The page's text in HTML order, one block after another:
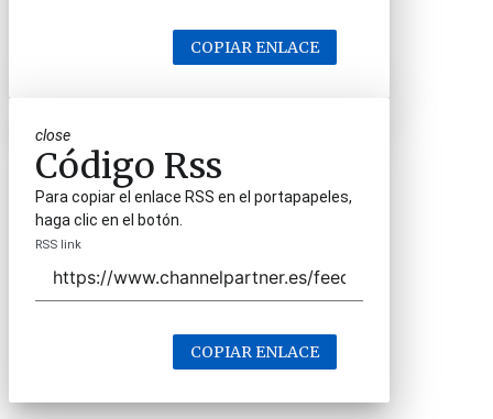
COPIAR ENLACE
close
Código Rss
Para copiar el enlace RSS en el portapapeles,
haga clic en el botón.
RSS link
COPIAR ENLACE